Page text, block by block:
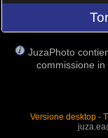
JuzaPhoto
commissione in
Versione desktop-